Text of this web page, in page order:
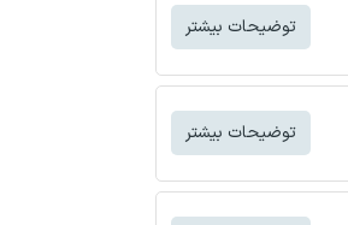
توضیحات بیشتر
توضیحات بیشتر